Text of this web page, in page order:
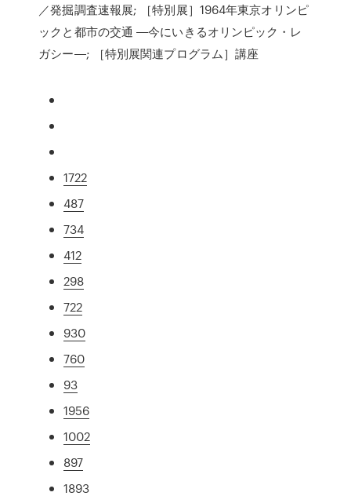
／発掘調査速報展; ［特別展］1964年東京オリンピ
ックと都市の交通 ―今にいきるオリンピック・レ
ガシー―; ［特別展関連プログラム］講座
1722
487
734
412
298
722
930
760
93
1956
1002
897
1893